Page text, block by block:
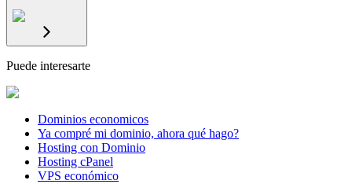
Puede interesarte
Dominios economicos
Ya compré mi dominio, ahora qué hago?
Hosting con Dominio
Hosting cPanel
VPS económico